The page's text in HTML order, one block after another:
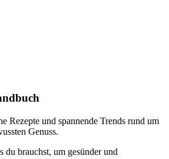
Rezepte und spannende Trends rund um
Genuss.
du brauchst, um gesünder und